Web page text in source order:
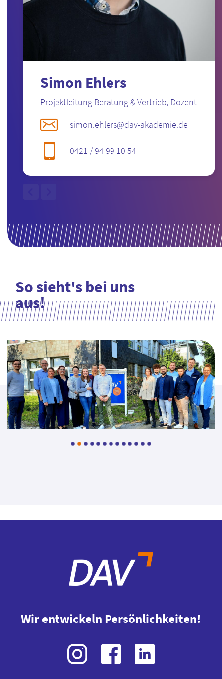
Die Termine zur mündlichen Prüfung werden im
Anschluss von den Industrie- und Handelskammern
Simon Ehlers
Projektleitung Beratung & Vertrieb, Dozent
simon.ehlers@dav-akademie.de
0421 / 94 99 10 54
So sieht's bei uns
aus!
Wir entwickeln Persönlichkeiten!